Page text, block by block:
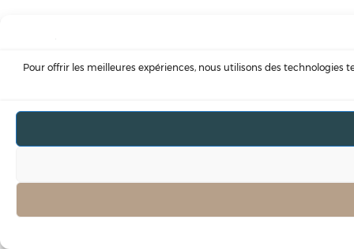
Pour offrir les meilleures expériences, nous utilisons des